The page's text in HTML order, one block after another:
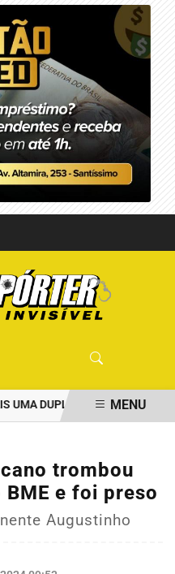
DUPLA PRESA POR TRÁFICO
MENU
trombou
e foi preso
Augustinho